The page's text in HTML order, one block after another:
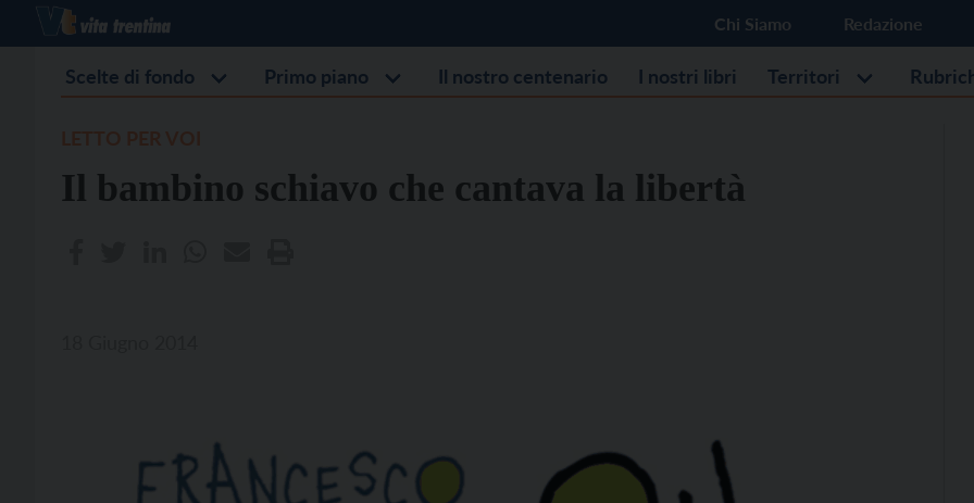
Chi Siamo Redazione
Scelte di fondo Primo piano Il nostro centenario I nostri libri Territori
Il bambino schiavo che cantava la libertà